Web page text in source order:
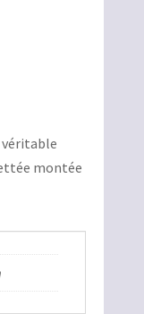
montée